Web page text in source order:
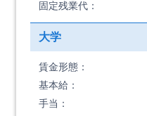
固定残業代：
大学
賃金形態：
基本給：
手当：